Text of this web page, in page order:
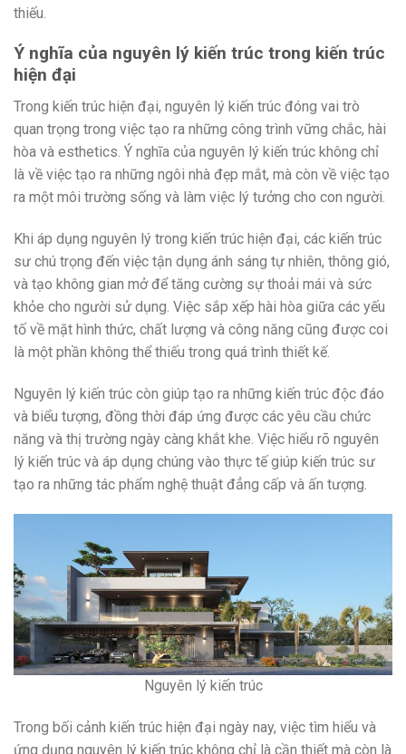
thiếu.
Ý nghĩa của nguyên lý kiến trúc trong kiến trúc
hiện đại
Trong kiến trúc hiện đại, nguyên lý kiến trúc đóng vai trò
quan trọng trong việc tạo ra những công trình vững chắc, hài
hòa và esthetics. Ý nghĩa của nguyên lý kiến trúc không chỉ
là về việc tạo ra những ngôi nhà đẹp mắt, mà còn về việc tạo
ra một môi trường sống và làm việc lý tưởng cho con người.
Khi áp dụng nguyên lý trong kiến trúc hiện đại, các kiến trúc
sư chú trọng đến việc tận dụng ánh sáng tự nhiên, thông gió,
và tạo không gian mở để tăng cường sự thoải mái và sức
khỏe cho người sử dụng. Việc sắp xếp hài hòa giữa các yếu
tố về mặt hình thức, chất lượng và công năng cũng được coi
là một phần không thể thiếu trong quá trình thiết kế.
Nguyên lý kiến trúc còn giúp tạo ra những kiến trúc độc đáo
và biểu tượng, đồng thời đáp ứng được các yêu cầu chức
năng và thị trường ngày càng khắt khe. Việc hiểu rõ nguyên
lý kiến trúc và áp dụng chúng vào thực tế giúp kiến trúc sư
tạo ra những tác phẩm nghệ thuật đẳng cấp và ấn tượng.
Nguyên lý kiến trúc
Trong bối cảnh kiến trúc hiện đại ngày nay, việc tìm hiểu và
ứng dụng nguyên lý kiến trúc không chỉ là cần thiết mà còn là